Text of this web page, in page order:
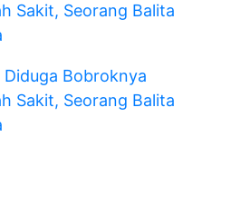
Sakit, Seorang Balita
Diduga Bobroknya
Sakit, Seorang Balita